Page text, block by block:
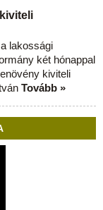
lakossági
két hónappal
kiviteli
Tovább »